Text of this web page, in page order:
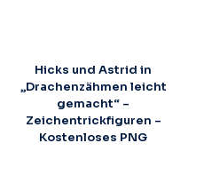
Hicks und Astrid in
„Drachenzähmen leicht
gemacht“ –
Zeichentrickfiguren –
Kostenloses PNG